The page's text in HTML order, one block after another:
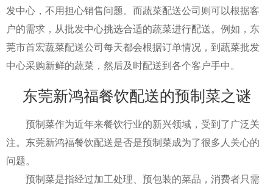
发中心，不用担心销售问题。而蔬菜配送公司则可以根据客
户的需求，从批发中心挑选合适的蔬菜进行配送。例如，东
莞市首宏蔬菜配送公司每天都会根据订单情况，到蔬菜批发
中心采购新鲜的蔬菜，然后及时配送到各个客户手中。
东莞新鸿福餐饮配送的预制菜之谜
预制菜作为近年来餐饮行业的新兴领域，受到了广泛关
注。东莞新鸿福餐饮配送是否是预制菜成为了很多人关心的
问题。
预制菜是指经过加工处理、预包装的菜品，消费者只需